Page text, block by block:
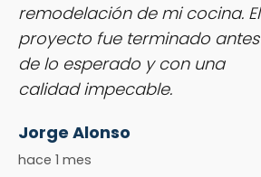
remodelación de mi cocina. El
proyecto fue terminado antes
de lo esperado y con una
calidad impecable.
Jorge Alonso
hace 1 mes